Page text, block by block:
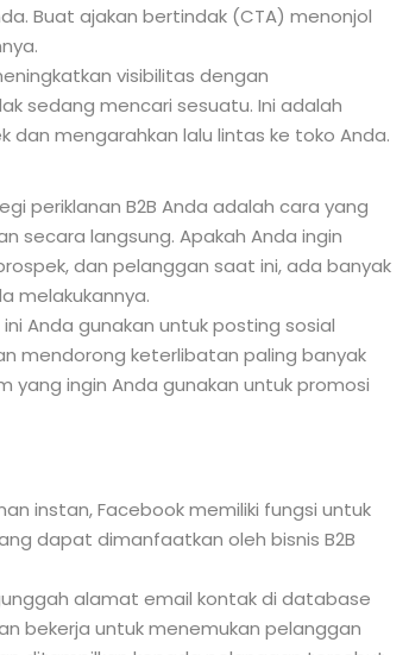
Buat ajakan bertindak (CTA) menonjol
visibilitas dengan
sedang mencari sesuatu. Ini adalah
mengarahkan lalu lintas ke toko Anda.
periklanan B2B Anda adalah cara yang
secara langsung. Apakah Anda ingin
dan pelanggan saat ini, ada banyak
melakukannya.
Anda gunakan untuk posting sosial
mendorong keterlibatan paling banyak
ingin Anda gunakan untuk promosi
instan, Facebook memiliki fungsi untuk
dapat dimanfaatkan oleh bisnis B2B
alamat email kontak di database
bekerja untuk menemukan pelanggan